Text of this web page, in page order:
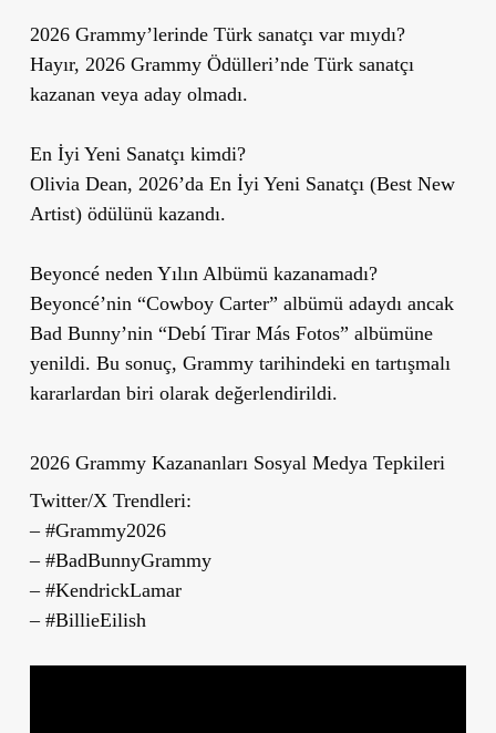
2026 Grammy’lerinde Türk sanatçı var mıydı?
Hayır, 2026 Grammy Ödülleri’nde Türk sanatçı
kazanan veya aday olmadı.
En İyi Yeni Sanatçı kimdi?
Olivia Dean, 2026’da En İyi Yeni Sanatçı (Best New
Artist) ödülünü kazandı.
Beyoncé neden Yılın Albümü kazanamadı?
Beyoncé’nin “Cowboy Carter” albümü adaydı ancak
Bad Bunny’nin “Debí Tirar Más Fotos” albümüne
yenildi. Bu sonuç, Grammy tarihindeki en tartışmalı
kararlardan biri olarak değerlendirildi.
2026 Grammy Kazananları Sosyal Medya Tepkileri
Twitter/X Trendleri:
– #Grammy2026
– #BadBunnyGrammy
– #KendrickLamar
– #BillieEilish